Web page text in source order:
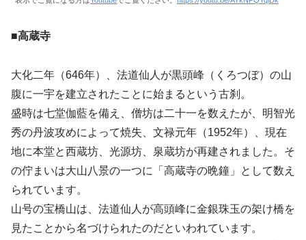
■高蔵寺
大化二年（646年）、法道仙人が黒頭峰（くろつぼ）の山
腹に一宇を建立されたことに始まるという古刹。
盛時は七堂伽藍を備え、僧坊は二十一を数えたが、明智光
秀の丹波攻めによって焼失、文禄元年（1952年）、現在
地に本堂と西蔵坊、光源坊、泉蔵坊が再建されました。そ
の佇まいは大山八景の一つに「高蔵寺の晩鐘」として数え
られています。
山号の宝橋山は、法道仙人が高頭峰に金銀珠玉の架け橋を
見たことから名づけられたのだといわれています。